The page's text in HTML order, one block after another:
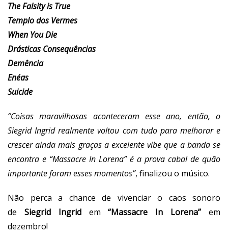
The Falsity is True
Templo dos Vermes
When You Die
Drásticas Consequências
Demência
Enéas
Suicide
“Coisas maravilhosas aconteceram esse ano, então, o
Siegrid Ingrid realmente voltou com tudo para melhorar e
crescer ainda mais graças a excelente vibe que a banda se
encontra e “Massacre In Lorena” é a prova cabal de quão
importante foram esses momentos”, finalizou o músico.
Não perca a chance de vivenciar o caos sonoro
de Siegrid Ingridem“Massacre In Lorena” em
dezembro!